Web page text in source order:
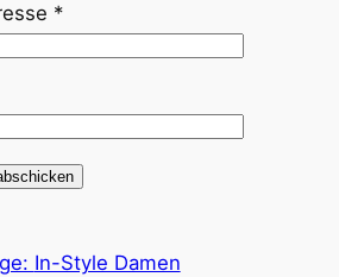
*
In-Style Damen